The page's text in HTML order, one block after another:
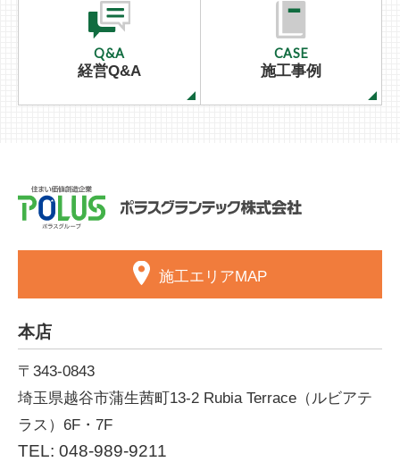
Q&A
経営Q&A
CASE
施工事例
施工エリアMAP
本店
〒343-0843
埼玉県越谷市蒲生茜町13-2 Rubia Terrace（ルビアテ
ラス）6F・7F
TEL: 048-989-9211